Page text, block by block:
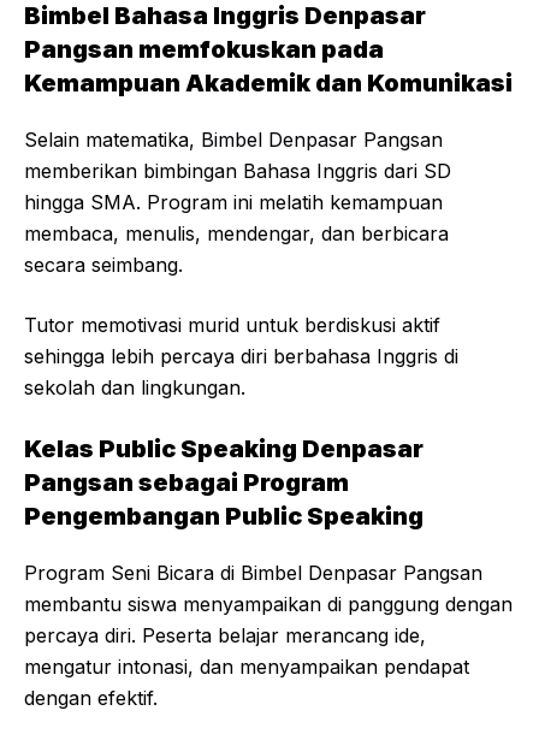
Bimbel Bahasa Inggris Denpasar
Pangsan memfokuskan pada
Kemampuan Akademik dan Komunikasi
Selain matematika, Bimbel Denpasar Pangsan
memberikan bimbingan Bahasa Inggris dari SD
hingga SMA. Program ini melatih kemampuan
membaca, menulis, mendengar, dan berbicara
secara seimbang.
Tutor memotivasi murid untuk berdiskusi aktif
sehingga lebih percaya diri berbahasa Inggris di
sekolah dan lingkungan.
Kelas Public Speaking Denpasar
Pangsan sebagai Program
Pengembangan Public Speaking
Program Seni Bicara di Bimbel Denpasar Pangsan
membantu siswa menyampaikan di panggung dengan
percaya diri. Peserta belajar merancang ide,
mengatur intonasi, dan menyampaikan pendapat
dengan efektif.